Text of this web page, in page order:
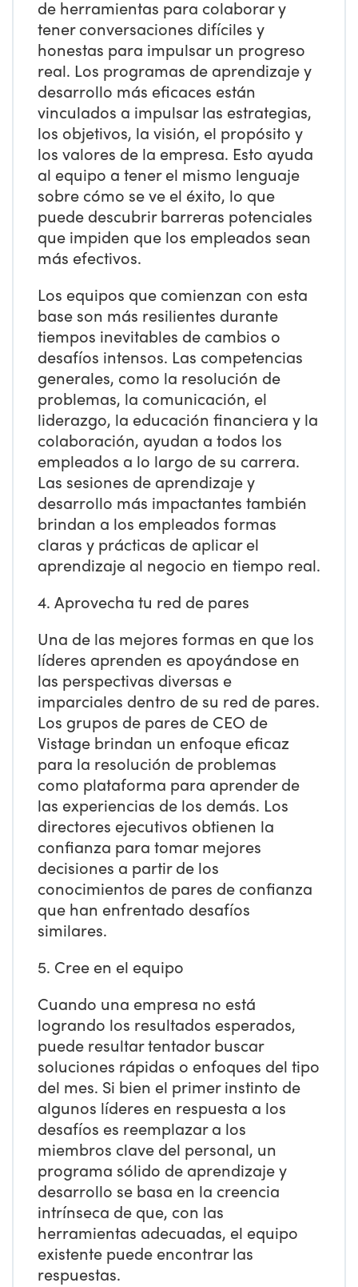
de herramientas para colaborar y
tener conversaciones difíciles y
honestas para impulsar un progreso
real. Los programas de aprendizaje y
desarrollo más eficaces están
vinculados a impulsar las estrategias,
los objetivos, la visión, el propósito y
los valores de la empresa. Esto ayuda
al equipo a tener el mismo lenguaje
sobre cómo se ve el éxito, lo que
puede descubrir barreras potenciales
que impiden que los empleados sean
más efectivos.
Los equipos que comienzan con esta
base son más resilientes durante
tiempos inevitables de cambios o
desafíos intensos. Las competencias
generales, como la resolución de
problemas, la comunicación, el
liderazgo, la educación financiera y la
colaboración, ayudan a todos los
empleados a lo largo de su carrera.
Las sesiones de aprendizaje y
desarrollo más impactantes también
brindan a los empleados formas
claras y prácticas de aplicar el
aprendizaje al negocio en tiempo real.
4. Aprovecha tu red de pares
Una de las mejores formas en que los
líderes aprenden es apoyándose en
las perspectivas diversas e
imparciales dentro de su red de pares.
Los grupos de pares de CEO de
Vistage brindan un enfoque eficaz
para la resolución de problemas
como plataforma para aprender de
las experiencias de los demás. Los
directores ejecutivos obtienen la
confianza para tomar mejores
decisiones a partir de los
conocimientos de pares de confianza
que han enfrentado desafíos
similares.
5. Cree en el equipo
Cuando una empresa no está
logrando los resultados esperados,
puede resultar tentador buscar
soluciones rápidas o enfoques del tipo
del mes. Si bien el primer instinto de
algunos líderes en respuesta a los
desafíos es reemplazar a los
miembros clave del personal, un
programa sólido de aprendizaje y
desarrollo se basa en la creencia
intrínseca de que, con las
herramientas adecuadas, el equipo
existente puede encontrar las
respuestas.